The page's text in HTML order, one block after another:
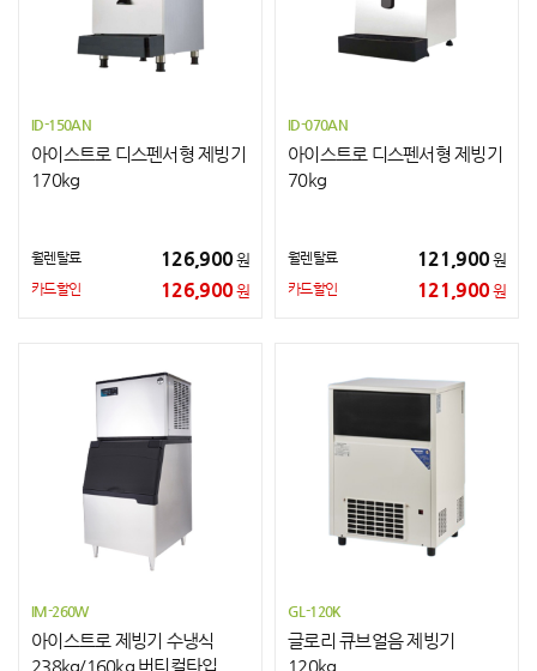
ID-150AN
아이스트로 디스펜서형 제빙기
170kg
월렌탈료 126,900원
카드할인 126,900원
ID-070AN
아이스트로 디스펜서형 제빙기
70kg
월렌탈료 121,900원
카드할인 121,900원
IM-260W
아이스트로 제빙기 수냉식
238kg/160kg 버티컬타입
GL-120K
글로리 큐브얼음 제빙기
120kg